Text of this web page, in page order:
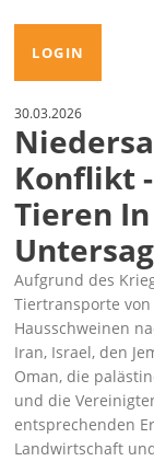
LOGIN
30.03.2026
Konflikt
Tieren
Aufgrund des
Tiertransporte
Hausschweinen
Iran, Israel, den
Oman, die
und die
entsprechenden
Landwirtschaft